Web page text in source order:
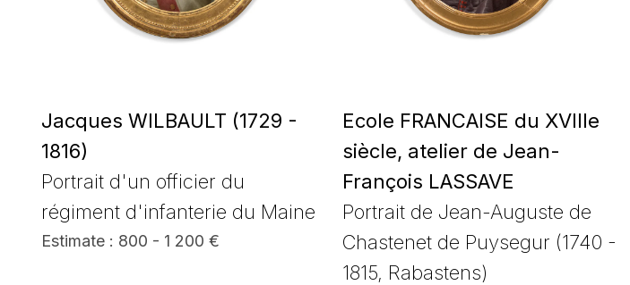
Jacques WILBAULT (1729 -
1816)
Portrait d'un officier du
régiment d'infanterie du Maine
Estimate : 800 - 1 200 €
Ecole FRANCAISE du XVIIIe
siècle, atelier de Jean-
François LASSAVE
Portrait de Jean-Auguste de
Chastenet de Puysegur (1740 -
1815, Rabastens)